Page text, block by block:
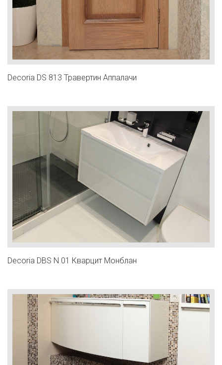
Decoria DS 813 Травертин Аппалачи
Decoria DВS N 01 Кварцит Монблан